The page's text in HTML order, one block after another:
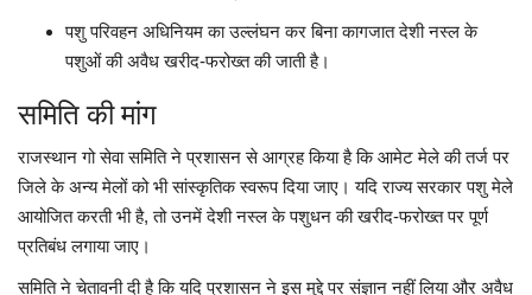
पशु परिवहन अधिनियम का उल्लंघन कर बिना कागजात देशी नस्ल के
पशुओं की अवैध खरीद-फरोख्त की जाती है।
समिति की मांग
राजस्थान गो सेवा समिति ने प्रशासन से आग्रह किया है कि आमेट मेले की तर्ज पर
जिले के अन्य मेलों को भी सांस्कृतिक स्वरूप दिया जाए। यदि राज्य सरकार पशु मेले
आयोजित करती भी है, तो उनमें देशी नस्ल के पशुधन की खरीद-फरोख्त पर पूर्ण
प्रतिबंध लगाया जाए।
समिति ने चेतावनी दी है कि यदि प्रशासन ने इस मुद्दे पर संज्ञान नहीं लिया और अवैध